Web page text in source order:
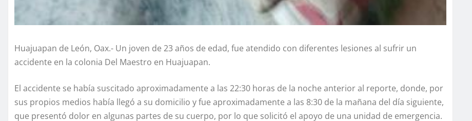
Huajuapan de León, Oax.- Un joven de 23 años de edad, fue atendido con diferentes lesiones al sufrir un
accidente en la colonia Del Maestro en Huajuapan.
El accidente se había suscitado aproximadamente a las 22:30 horas de la noche anterior al reporte, donde, por
sus propios medios había llegó a su domicilio y fue aproximadamente a las 8:30 de la mañana del día siguiente,
que presentó dolor en algunas partes de su cuerpo, por lo que solicitó el apoyo de una unidad de emergencia.